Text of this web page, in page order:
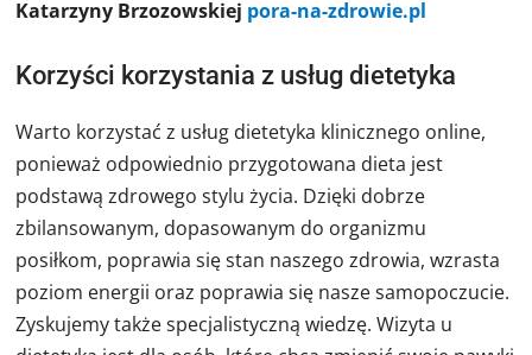
Katarzyny Brzozowskiej pora-na-zdrowie.pl
Korzyści korzystania z usług dietetyka
Warto korzystać z usług dietetyka klinicznego online,
ponieważ odpowiednio przygotowana dieta jest
podstawą zdrowego stylu życia. Dzięki dobrze
zbilansowanym, dopasowanym do organizmu
posiłkom, poprawia się stan naszego zdrowia, wzrasta
poziom energii oraz poprawia się nasze samopoczucie.
Zyskujemy także specjalistyczną wiedzę. Wizyta u